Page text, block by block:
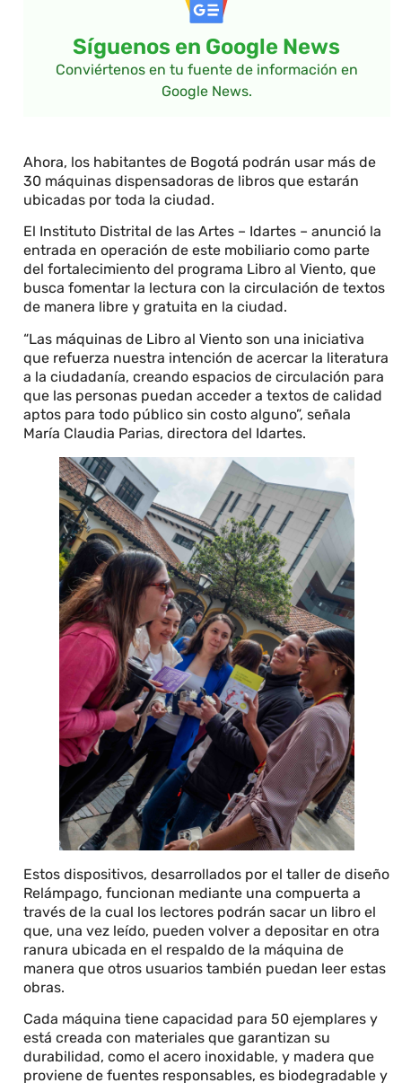
Síguenos en Google News
Conviértenos en tu fuente de información en
Google News.
Ahora, los habitantes de Bogotá podrán usar más de
30 máquinas dispensadoras de libros que estarán
ubicadas por toda la ciudad.
El Instituto Distrital de las Artes – Idartes – anunció la
entrada en operación de este mobiliario como parte
del fortalecimiento del programa Libro al Viento, que
busca fomentar la lectura con la circulación de textos
de manera libre y gratuita en la ciudad.
“Las máquinas de Libro al Viento son una iniciativa
que refuerza nuestra intención de acercar la literatura
a la ciudadanía, creando espacios de circulación para
que las personas puedan acceder a textos de calidad
aptos para todo público sin costo alguno”, señala
María Claudia Parias, directora del Idartes.
Estos dispositivos, desarrollados por el taller de diseño
Relámpago, funcionan mediante una compuerta a
través de la cual los lectores podrán sacar un libro el
que, una vez leído, pueden volver a depositar en otra
ranura ubicada en el respaldo de la máquina de
manera que otros usuarios también puedan leer estas
obras.
Cada máquina tiene capacidad para 50 ejemplares y
está creada con materiales que garantizan su
durabilidad, como el acero inoxidable, y madera que
proviene de fuentes responsables, es biodegradable y